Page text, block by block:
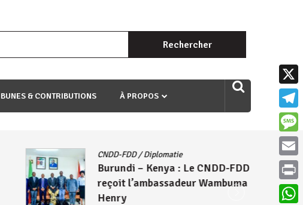
.Wewe uri ngaha ndagusigiye iki kibazo : Uriko ukora iki kugira ngo
Rechercher :
& CONTRIBUTIONS À PROPOS
CNDD-FDD/Diplomatie
Burundi – Kenya : Le CNDD-FDD
reçoit l’ambassadeur Wambuma
Henry
X
Email
Print